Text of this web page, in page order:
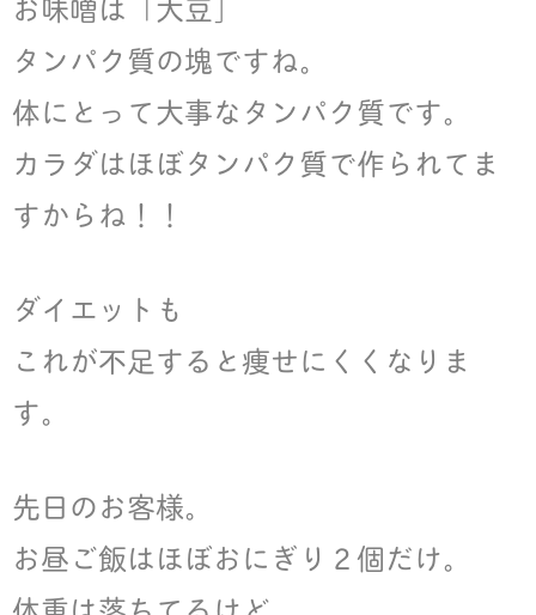
タンパク質の塊ですね。
体にとって大事なタンパク質です。
カラダはほぼタンパク質で作られてま
すからね！！
ダイエットも
これが不足すると痩せにくくなりま
す。
先日のお客様。
お昼ご飯はほぼおにぎり２個だけ。